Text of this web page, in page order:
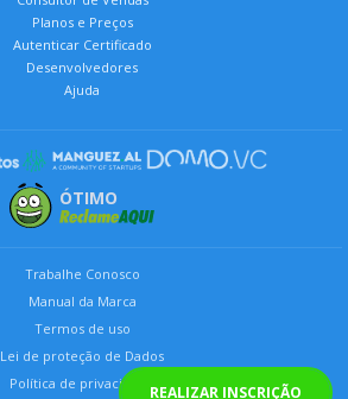
REALIZAR INSCRIÇÃO
Planos e Preços
Autenticar Certificado
Desenvolvedores
Ajuda
ÓTIMO
Trabalhe Conosco
Manual da Marca
Termos de uso
Lei de proteção de Dados
Política de privacidade